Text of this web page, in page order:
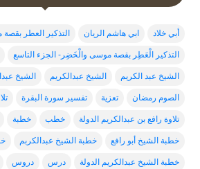
أبي خلاد ابي هاشم الريان التذكير العطر
التذكير الْعَطِر بقصة موسى والْخَضِر- الجزء التاسع
الشيخ عبد الكريم الشيخ عبدالكريم الشيخ
الصوم رمضان تعزية تفسير سورة البقرة
تلاوة رافع بن عبدالكريم الدولة خطب خطبة
خطبة الشيخ أبو رافع خطبة الشيخ عبدالكربم
خطبة الشيخ عبدالكريم الدولة درس دروس